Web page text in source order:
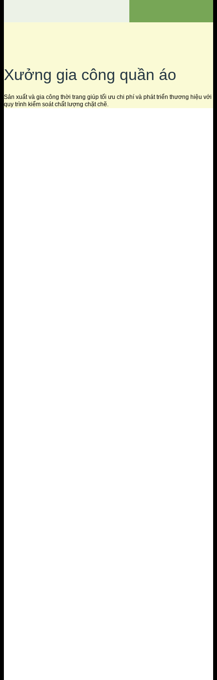
Xưởng gia công quần áo
Sản xuất và gia công thời trang giúp tối ưu chi phí và phát triển thương hiệu với
quy trình kiểm soát chất lượng chặt chẽ.